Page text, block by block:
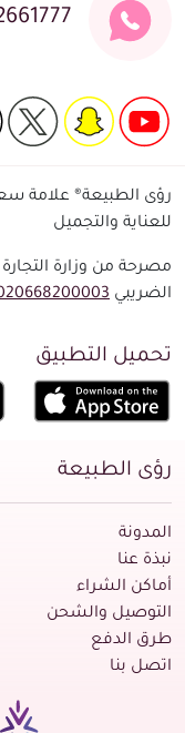
رؤى الطبيعة® علامة
للعناية والتجميل
الضريبي
تحميل التطبيق
رؤى الطبيعة
المدونة
نبذة عنا
أماكن الشراء
التوصيل والشحن
طرق الدفع
اتصل بنا